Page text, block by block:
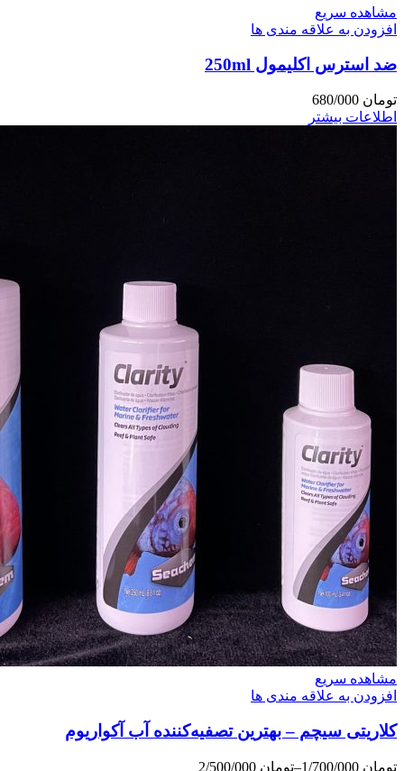
مشاهده سریع
افزودن به علاقه مندی ها
ضد استرس اکلیمول 250ml
تومان
اطلاعات بیشتر
مشاهده سریع
افزودن به علاقه مندی ها
کلاریتی سیچم – بهترین تصفیه‌کننده آب آکواریوم
تومان –تومان